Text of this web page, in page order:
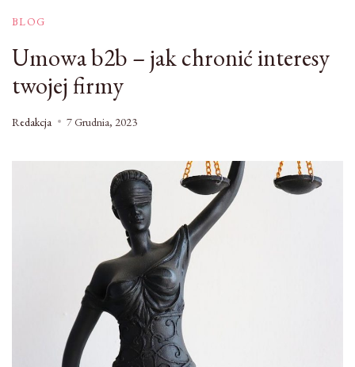
BLOG
Umowa b2b – jak chronić interesy
twojej firmy
Redakcja 7 Grudnia, 2023